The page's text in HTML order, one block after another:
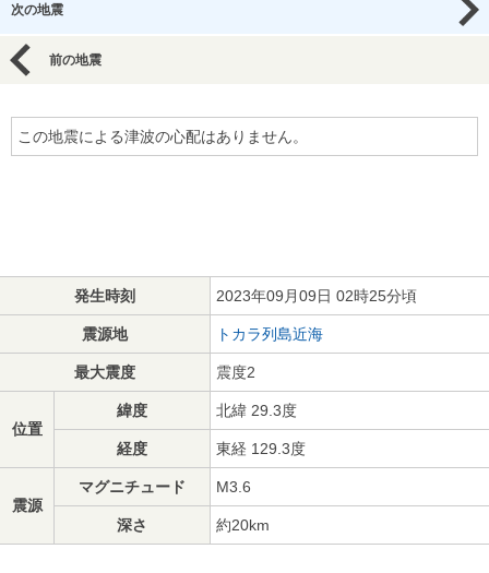
次の地震
前の地震
この地震による津波の心配はありません。
発生時刻 2023年09月09日 02時25分頃
震源地 トカラ列島近海
最大震度 震度2
位置
緯度 北緯 29.3度
経度 東経 129.3度
震源
マグニチュード M3.6
深さ 約20km